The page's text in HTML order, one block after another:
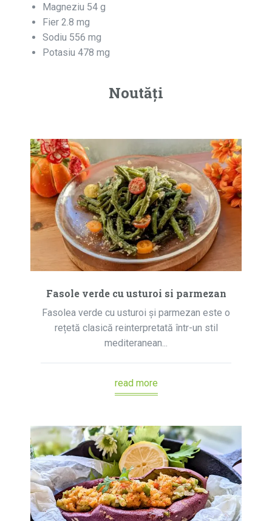
Magneziu 54 g
Fier 2.8 mg
Sodiu 556 mg
Potasiu 478 mg
Noutăți
Fasole verde cu usturoi si parmezan
Fasolea verde cu usturoi și parmezan este o
rețetă clasică reinterpretată într-un stil
mediteranean...
read more